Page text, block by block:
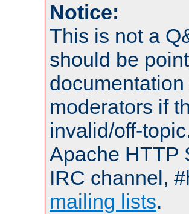
Notice:
This is not a
should be
moderators if
invalid/off-
Apache HTTP
IRC channel,
mailing lists.